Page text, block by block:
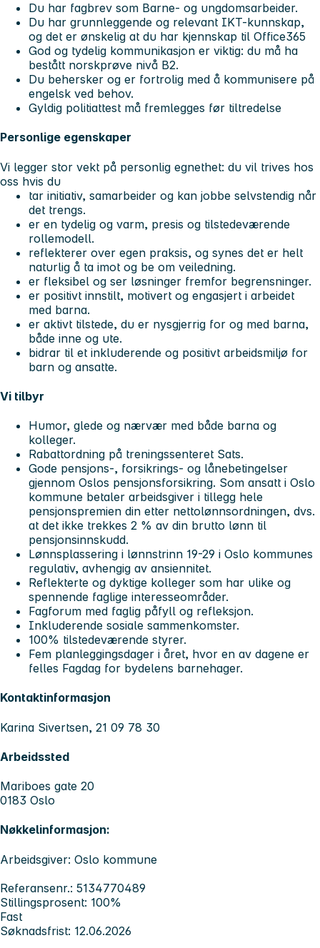
Du har fagbrev som Barne- og ungdomsarbeider.
Du har grunnleggende og relevant IKT-kunnskap,
og det er ønskelig at du har kjennskap til Office365
God og tydelig kommunikasjon er viktig: du må ha
bestått norskprøve nivå B2.
Du behersker og er fortrolig med å kommunisere på
engelsk ved behov.
Gyldig politiattest må fremlegges før tiltredelse
Personlige egenskaper
Vi legger stor vekt på personlig egnethet: du vil trives hos
oss hvis du
tar initiativ, samarbeider og kan jobbe selvstendig når
det trengs.
er en tydelig og varm, presis og tilstedeværende
rollemodell.
reflekterer over egen praksis, og synes det er helt
naturlig å ta imot og be om veiledning.
er fleksibel og ser løsninger fremfor begrensninger.
er positivt innstilt, motivert og engasjert i arbeidet
med barna.
er aktivt tilstede, du er nysgjerrig for og med barna,
både inne og ute.
bidrar til et inkluderende og positivt arbeidsmiljø for
barn og ansatte.
Vi tilbyr
Humor, glede og nærvær med både barna og
kolleger.
Rabattordning på treningssenteret Sats.
Gode pensjons-, forsikrings- og lånebetingelser
gjennom Oslos pensjonsforsikring. Som ansatt i Oslo
kommune betaler arbeidsgiver i tillegg hele
pensjonspremien din etter nettolønnsordningen, dvs.
at det ikke trekkes 2 % av din brutto lønn til
pensjonsinnskudd.
Lønnsplassering i lønnstrinn 19-29 i Oslo kommunes
regulativ, avhengig av ansiennitet.
Reflekterte og dyktige kolleger som har ulike og
spennende faglige interesseområder.
Fagforum med faglig påfyll og refleksjon.
Inkluderende sosiale sammenkomster.
100% tilstedeværende styrer.
Fem planleggingsdager i året, hvor en av dagene er
felles Fagdag for bydelens barnehager.
Kontaktinformasjon
Karina Sivertsen, 21 09 78 30
Arbeidssted
Mariboes gate 20
0183 Oslo
Nøkkelinformasjon:
Arbeidsgiver: Oslo kommune
Referansenr.: 5134770489
Stillingsprosent: 100%
Fast
Søknadsfrist: 12.06.2026